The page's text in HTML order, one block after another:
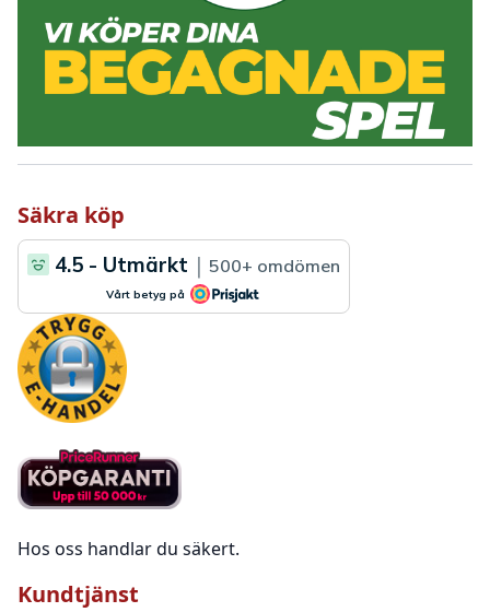
Säkra köp
Hos oss handlar du säkert.
Kundtjänst